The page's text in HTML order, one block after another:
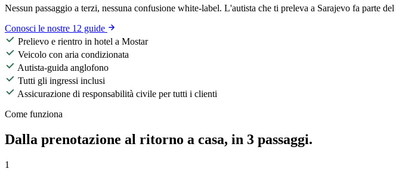
Nessun passaggio a terzi, nessuna confusione white-label. L'autista che ti preleva a Sarajevo fa parte
Conosci le nostre 12 guide
Prelievo e rientro in hotel a Mostar
Veicolo con aria condizionata
Autista-guida anglofono
Tutti gli ingressi inclusi
Assicurazione di responsabilità civile per tutti i clienti
Come funziona
Dalla prenotazione al ritorno a casa, in 3 passaggi.
1